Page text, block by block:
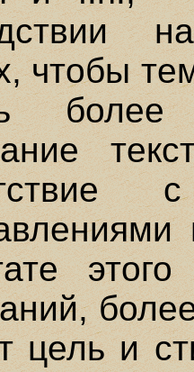
чтобы
более
цель и